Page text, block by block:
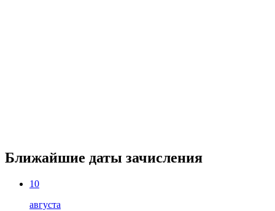
Ближайшие даты зачисления
10
августа